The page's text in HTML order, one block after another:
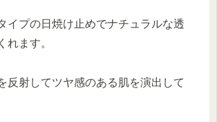
イプの日焼け止めでナチュラルな透
れます。
反射してツヤ感のある肌を演出して